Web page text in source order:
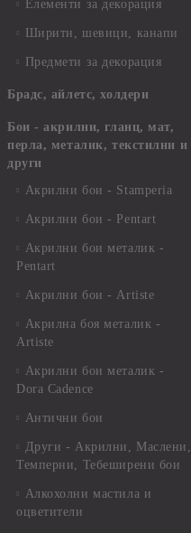
Елементи за декорация
Ширити, шевици, канапи
Предмети за декорация
Брадс, айлетс, холдери
Бои - акрилни, гланц, мат,
перла, металик, текстилни и
други
Акрилни бои - Stamperia
Акрилни бои - Pentart
Акрилни бои металик -
Pentart
Акрилни бои - Artiste
Акрилна боя металик -
Artiste
Акрилни бои металик -
Dora Cadence
Антични бои
Други - Акрилни, Маслени,
Темперни, Тебеширени бои
Алкохолни мастила и
оцветители